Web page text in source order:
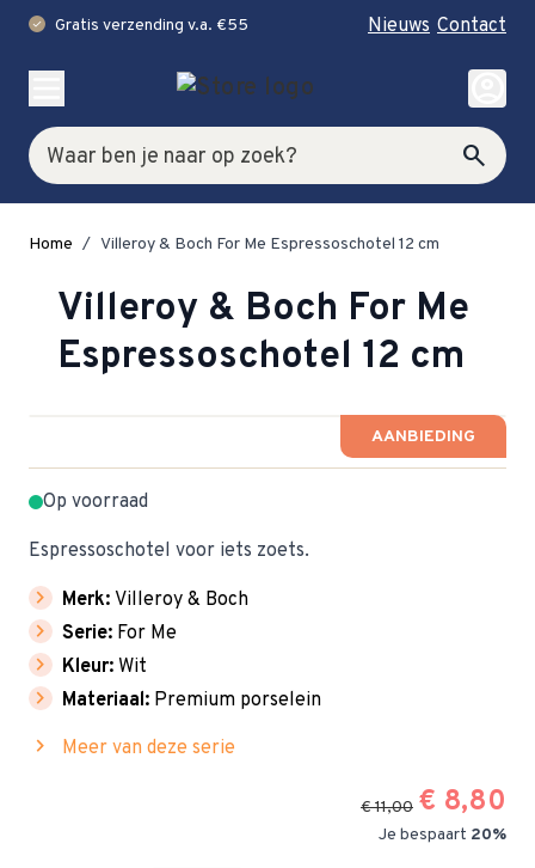
check Gratis verzending v.a. €55 Nieuws Contact
Zoek search
account_circle
Home / Villeroy & Boch For Me Espressoschotel 12 cm
Villeroy & Boch For Me
Espressoschotel 12 cm
AANBIEDING
Op voorraad
Espressoschotel voor iets zoets.
chevron_right Merk: Villeroy & Boch
chevron_right Serie: For Me
chevron_right Kleur: Wit
chevron_right Materiaal: Premium porselein
chevron_right Meer van deze serie
€ 11,00 € 8,80
Je bespaart 20%